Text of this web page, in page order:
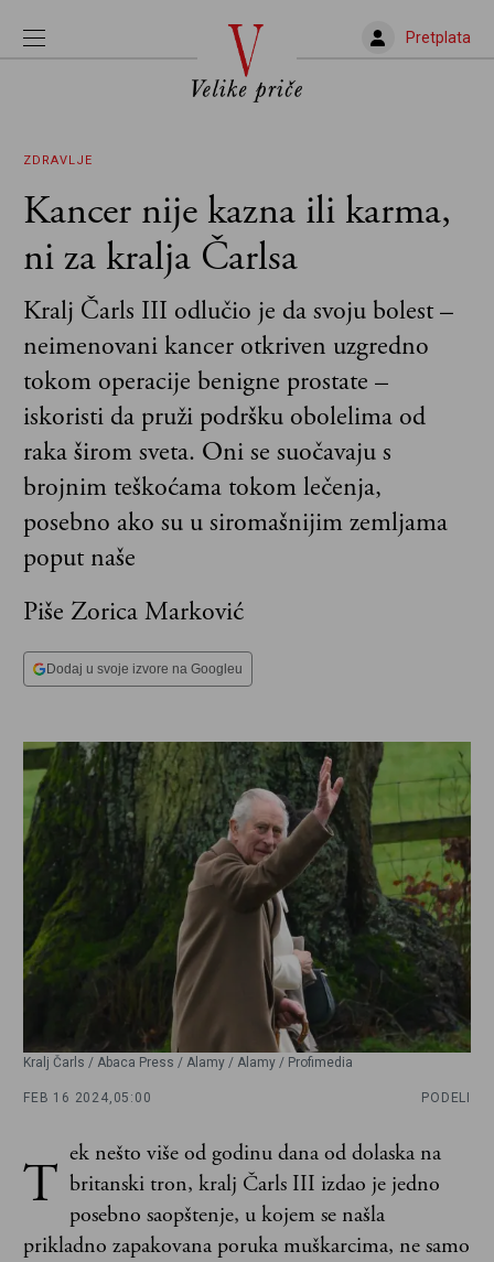
Pretplata
ZDRAVLJE
Kancer nije kazna ili karma,
ni za kralja Čarlsa
Kralj Čarls III odlučio je da svoju bolest –
neimenovani kancer otkriven uzgredno
tokom operacije benigne prostate –
iskoristi da pruži podršku obolelima od
raka širom sveta. Oni se suočavaju s
brojnim teškoćama tokom lečenja,
posebno ako su u siromašnijim zemljama
poput naše
Piše Zorica Marković
Dodaj u svoje izvore na Googleu
Kralj Čarls / Abaca Press / Alamy / Alamy / Profimedia
FEB 16 2024, 05:00 PODELI
T ek nešto više od godinu dana od dolaska na
britanski tron, kralj Čarls III izdao je jedno
posebno saopštenje, u kojem se našla
prikladno zapakovana poruka muškarcima, ne samo